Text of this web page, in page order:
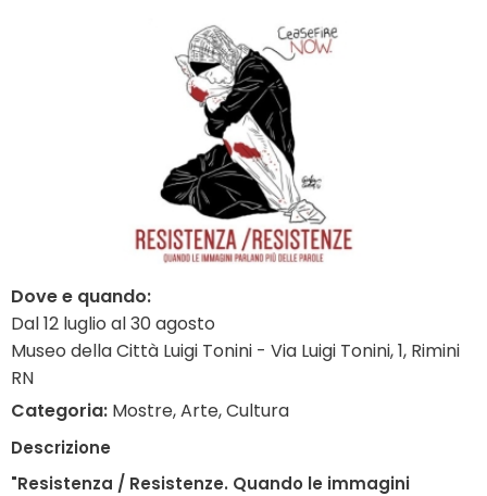
Dove e quando:
Dal 12 luglio al 30 agosto
Museo della Città Luigi Tonini - Via Luigi Tonini, 1, Rimini
RN
Categoria: Mostre, Arte, Cultura
Descrizione
"Resistenza / Resistenze. Quando le immagini